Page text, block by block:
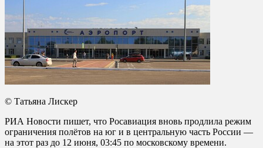
© Татьяна Лискер
РИА Новости пишет, что Росавиация вновь продлила режим
ограничения полётов на юг и в центральную часть России —
на этот раз до 12 июня, 03:45 по московскому времени.